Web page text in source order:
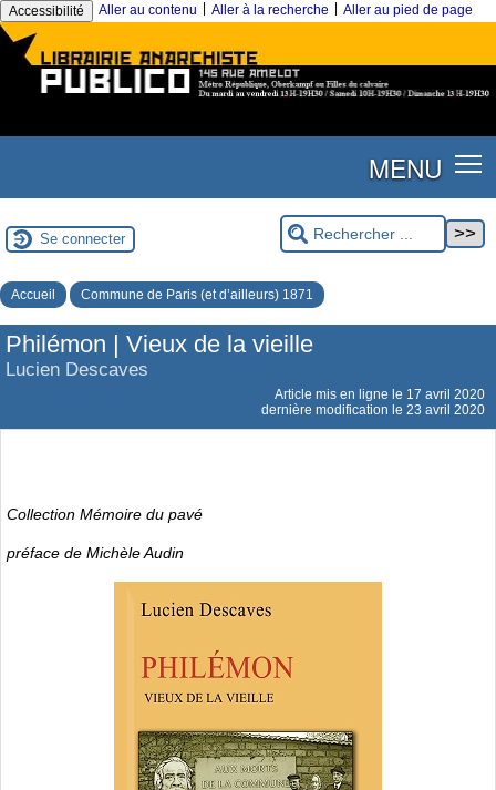
Accessibilité Aller au contenu Aller à la recherche Aller au pied de page
MENU
Se connecter
Accueil Commune de Paris (et d’ailleurs) 1871
Philémon | Vieux de la vieille
Lucien Descaves
Article mis en ligne le 17 avril 2020
dernière modification le 23 avril 2020
Collection Mémoire du pavé
préface de Michèle Audin